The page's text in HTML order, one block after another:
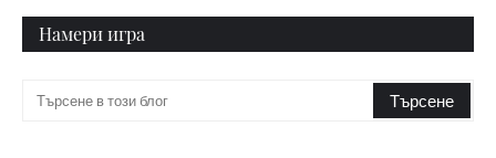
Намери игра